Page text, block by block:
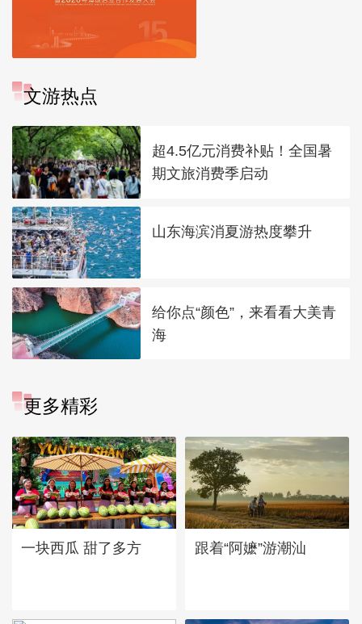
文游热点
超4.5亿元消费补贴！全国暑
期文旅消费季启动
山东海滨消夏游热度攀升
给你点“颜色”，来看看大美青
海
更多精彩
一块西瓜 甜了多方 跟着“阿嬷”游潮汕